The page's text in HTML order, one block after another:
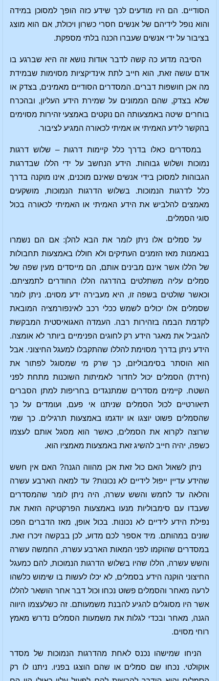
הסודיים. הם היו מודעים לכך שידע כזה הופך למסוכן במידה
והוא נופל לידיהם של אנשים חסרי כשרון ויכולת, אם הוא מוצג
בציבור על ידי אנשים שעברו הכנה בלתי מספקת.
הסיבה מדוע כה קשה לדבר אודות נושא זה היא שברגע בו
אדם עושה זאת, הוא חייב לתת אינדיקציות מסוימות שבמידת
מה אכן חושפות דברים. המסדרים הסודיים מאמינים, בצדק או
שלא בצדק, שהם הממונים על שמירת הידע העליון, ובהכרח
בוחרים שיטה באמצעותה הם נוקטים באמצעי זהירות מסוימים
בהקשר לידע האמיתי או אמיתי לכאורה המגיע לציבור.
במסדרים כאלו בדרך כלל קיימות דרגות – שלוש דרגות
נמוכות ושלוש גבוהות. הידע הנחשב על ידי הללו שבדרגות
הגבוהות למסוכן בידי אנשים שאינם מוכנים, אינו מוקנה בדרך
כלל לדרגות הנמוכות. בשלוש הדרגות הנמוכות, מושקעים
מאמצים להלביש את הידע האמיתי או האמיתי לכאורה בכול
סוגי הסמלים.
על סמלים אלו ניתן לומר את הבא להלן: אם הם נשמרו
בנאמנות מאז הזמנים העתיקים ולא חוללו באמצעות תחבולות
של הללו אשר אינם מבינים אותם, הם מייסדים מעין שפה של
סמלים עליה משתלטים בהדרגה הללו החודרים לתמציתם.
וכאשר שולטים בשפה זו, היא מעבירה ידע מסוים. ניתן לומר
שסמלים אלו יכולים לשמש ככלי רכב לאינפורמציה המובאת
לקדמת הבמה בזהירות רבה. העמדה האגואיסטית המבקשת
להגביל את מאגר הידע רק לחוגים הפנימיים ביותר לא אומצה.
הידע ניתן בדרך מסוימת להללו שהתקבלו למעגל החיצוני. אבל
הוא הוסתר בסימבוליזם, כך שרק מי שמסוגל לפתור את
(חידת) הסמלים יכול לחדור לאמיתות השוכנות מתחת לפני
השטח. קיימים מסדרים שמתנגדים בחריפות למתן הסברים
תיאורטיים לכול הסמלים שניתנו אי פעם, ועומדים על כך
שהסמלים פשוט יוצגו או יודגמו באמצעות תרגילים. כך שמי
שרוצה לקרוא את הסמלים, כאשר הוא מסגל אותם לעצמו
כשפה, יהיה חייב להשיג זאת באמצעות מאמציו הוא.
ניתן לשאול האם כול זאת אכן מהווה הגנה? האם אין חשש
שהידע עדיין ייפול לידיים לא נכונות? עד למאה הארבע עשרה
והלאה עד לחמש והשש עשרה, היה ניתן לומר שהמסדרים
שעבדו עם סימבוליות מנעו באמצעות הפרקטיקה הזאת את
נפילת הידע לידיים לא נכונות. בכול אופן, מאז הדברים הפכו
שונים במהותם. מיד אספר לכם מדוע, לכן בבקשה זיכרו זאת.
במסדרים שהוקמו לפני המאות הארבע עשרה, החמשה עשרה
והשש עשרה, הללו שהיו בשלוש הדרגות הנמוכות, להם כמעגל
החיצוני הוקנה הידע בסמלים, לא יכלו לעשות בו שימוש כלשהו
לרעה מאחר והסמלים פשוט נכחו וכול דבר אחר הושאר להללו
אשר היו מסוגלים להגיע להבנת משמעותם. זה כשלעצמו היווה
הגנה, מאחר ובכדי לגלות את משמעות הסמלים נדרש מאמץ
רוחי מסוים.
הניחו שמישהו נכנס לאחת מהדרגות הנמוכות של מסדר
אוקולטי. נכחו שם סמלים או שהם הוצגו בפניו. ניתנו לו רק